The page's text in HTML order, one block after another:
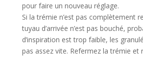
pour faire un nouveau réglage.
Si la trémie n’est pas complètement
tuyau d’arrivée n’est pas bouché,
d’inspiration est trop faible, les
pas assez vite. Refermez la trémie et